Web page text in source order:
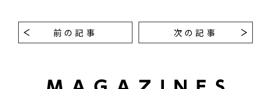
前の記事 次の記事